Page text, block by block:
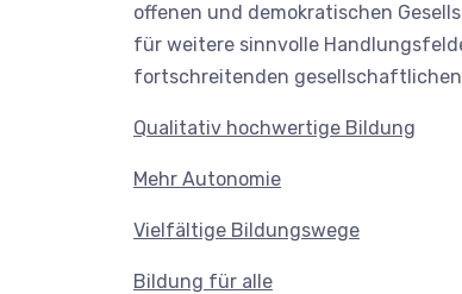
offenen und demokratischen
für weitere sinnvolle
fortschreitenden
Qualitativ hochwertige Bildung
Mehr Autonomie
Vielfältige Bildungswege
Bildung für alle